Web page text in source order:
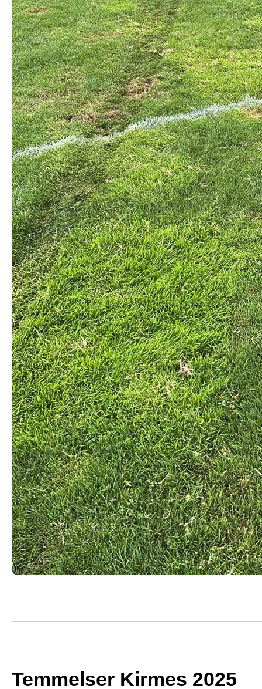
Temmelser Kirmes 2025